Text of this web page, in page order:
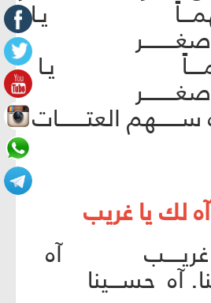
يـا
يـا
العتـــــــات
غريــــب آه
آه حســـينا